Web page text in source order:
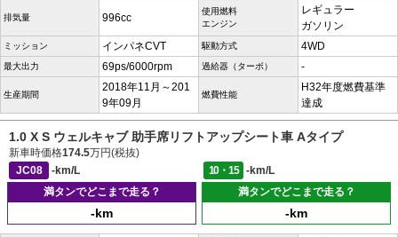
排気量 996cc
使用燃料
エンジン
レギュラー
ガソリン
ミッション インパネCVT 駆動方式 4WD
最大出力 69ps/6000rpm 過給器（ターボ） -
生産期間
2018年11月～201
9年09月
燃費性能
H32年度燃費基準
達成
1.0 X S ウェルキャブ 助手席リフトアップシート車 Aタイプ
新車時価格174.5万円(税抜)
JC08
-km/L 10・15
-km/L
満タンでどこまで走る？
-km
満タンでどこまで走る？
-km